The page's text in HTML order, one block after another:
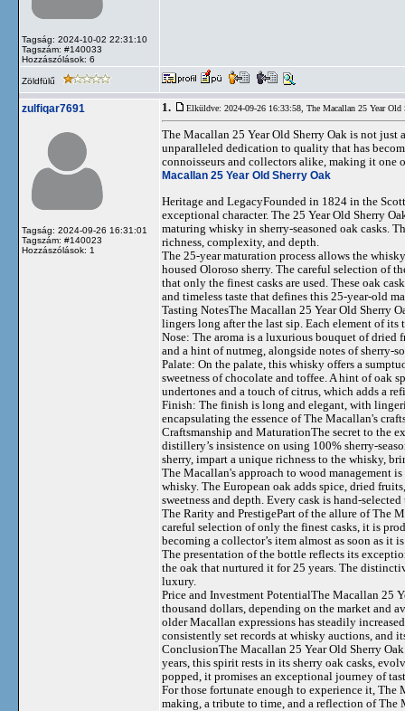
Tagság: 2024-10-02 22:31:10
Tagszám: #140033
Hozzászólások: 6
Zöldfülű
zulfiqar7691
Tagság: 2024-09-26 16:31:01
Tagszám: #140023
Hozzászólások: 1
1. Elküldve: 2024-09-26 16:33:58, The Macallan 25 Year
The Macallan 25 Year Old Sherry Oak is not
unparalleled dedication to quality that has
connoisseurs and collectors alike, making it one
Macallan 25 Year Old Sherry Oak
Heritage and LegacyFounded in 1824 in the
exceptional character. The 25 Year Old Sherry
maturing whisky in sherry-seasoned oak casks.
richness, complexity, and depth.
The 25-year maturation process allows the
housed Oloroso sherry. The careful selection of
that only the finest casks are used. These oak
and timeless taste that defines this 25-year-old
Tasting NotesThe Macallan 25 Year Old Sherry
lingers long after the last sip. Each element of
Nose: The aroma is a luxurious bouquet of
and a hint of nutmeg, alongside notes of sherry-
Palate: On the palate, this whisky offers a
sweetness of chocolate and toffee. A hint of oak
undertones and a touch of citrus, which adds a
Finish: The finish is long and elegant, with
encapsulating the essence of The Macallan's
Craftsmanship and MaturationThe secret to the
distillery’s insistence on using 100% sherry-
sherry, impart a unique richness to the whisky,
The Macallan's approach to wood management
whisky. The European oak adds spice, dried
sweetness and depth. Every cask is hand-
The Rarity and PrestigePart of the allure of The
careful selection of only the finest casks, it is
becoming a collector’s item almost as soon as it
The presentation of the bottle reflects its
the oak that nurtured it for 25 years. The
luxury.
Price and Investment PotentialThe Macallan 25
thousand dollars, depending on the market and
older Macallan expressions has steadily
consistently set records at whisky auctions, and
ConclusionThe Macallan 25 Year Old Sherry
years, this spirit rests in its sherry oak casks,
popped, it promises an exceptional journey of
For those fortunate enough to experience it,
making, a tribute to time, and a reflection of The